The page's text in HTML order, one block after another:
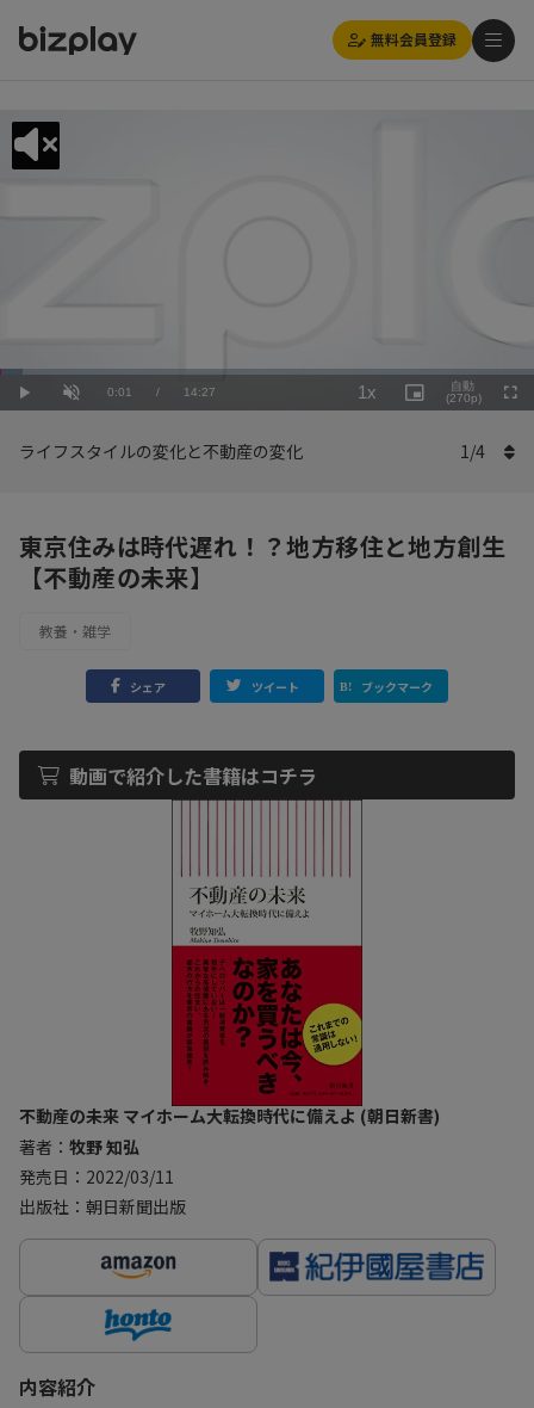
無料会員登録
Play UnmuteCurrent
0:01 / Duration
14:27
Loaded:
4.16%
1x
Rate
Picture-
in-
自動
(270p)
ライフスタイルの変化と不動産の変化 1/4
東京住みは時代遅れ！？地方移住と地方創生
【不動産の未来】
教養・雑学
シェア ツイート ブックマーク
動画で紹介した書籍はコチラ
不動産の未来 マイホーム大転換時代に備えよ (朝日新書)
著者： 牧野 知弘
発売日：2022/03/11
出版社：朝日新聞出版
内容紹介